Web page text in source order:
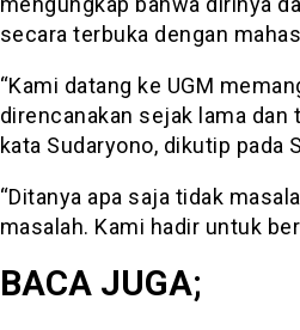
secara terbuka dengan
“Kami datang ke UGM
direncanakan sejak lama dan
kata Sudaryono, dikutip pada
“Ditanya apa saja tidak
masalah. Kami hadir untuk
BACA JUGA;